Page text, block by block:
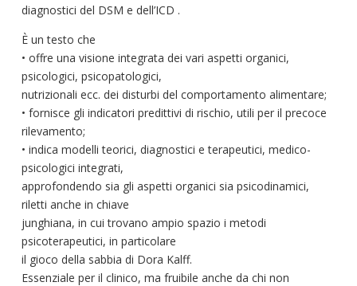
diagnostici del DSM e dell’ICD .
È un testo che
• offre una visione integrata dei vari aspetti organici,
psicologici, psicopatologici,
nutrizionali ecc. dei disturbi del comportamento alimentare;
• fornisce gli indicatori predittivi di rischio, utili per il precoce
rilevamento;
• indica modelli teorici, diagnostici e terapeutici, medico-
psicologici integrati,
approfondendo sia gli aspetti organici sia psicodinamici,
riletti anche in chiave
junghiana, in cui trovano ampio spazio i metodi
psicoterapeutici, in particolare
il gioco della sabbia di Dora Kalff.
Essenziale per il clinico, ma fruibile anche da chi non